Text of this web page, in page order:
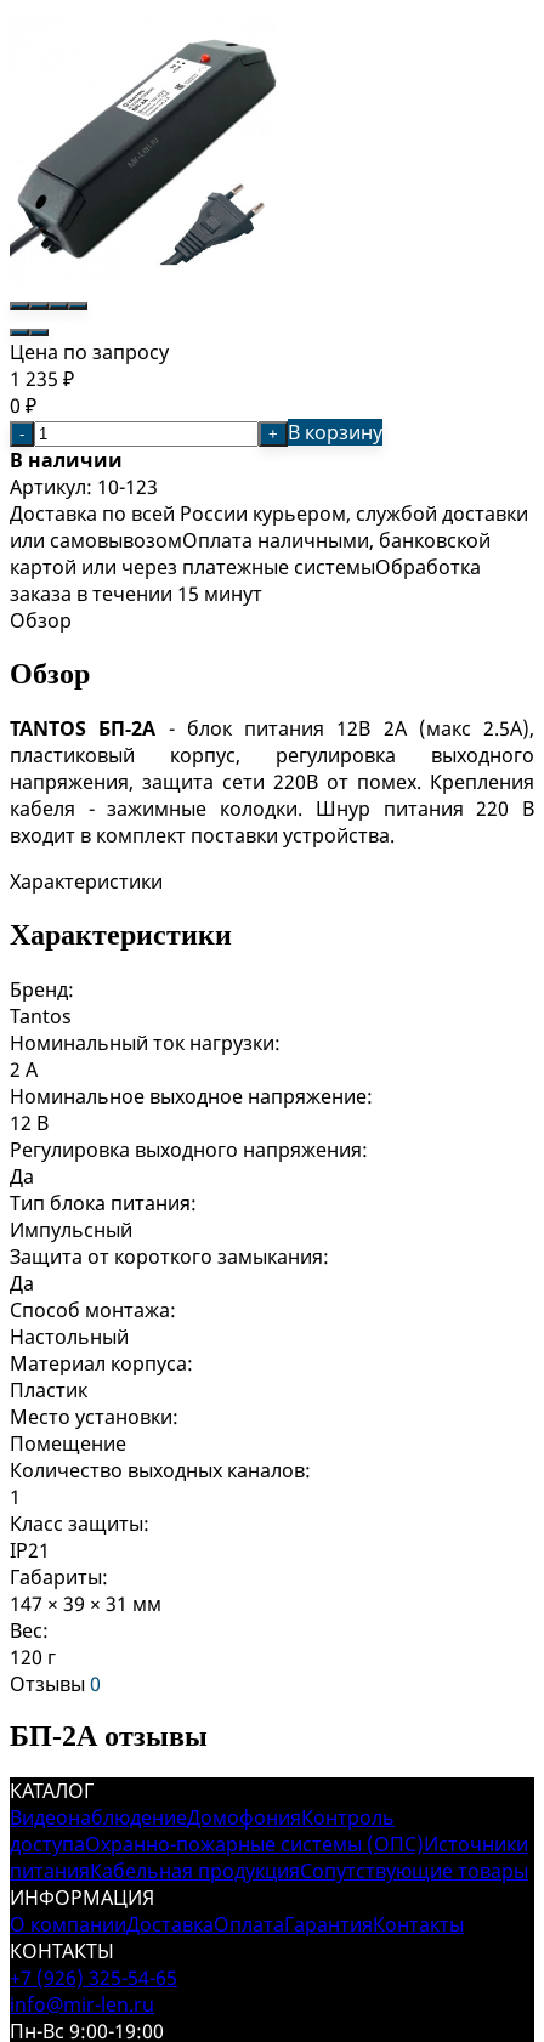
Цена по запросу
1 235 ₽
0 ₽
- +
В корзину
В наличии
Артикул: 10-123
Доставка по всей России курьером, службой доставки
или самовывозомОплата наличными, банковской
картой или через платежные системыОбработка
заказа в течении 15 минут
Обзор
Обзор
TANTOS БП-2А - блок питания 12B 2А (макс 2.5А),
пластиковый корпус, регулировка выходного
напряжения, защита сети 220В от помех. Крепления
кабеля - зажимные колодки. Шнур питания 220 В
входит в комплект поставки устройства.
Характеристики
Характеристики
Бренд:
Tantos
Номинальный ток нагрузки:
2 А
Номинальное выходное напряжение:
12 В
Регулировка выходного напряжения:
Да
Тип блока питания:
Импульсный
Защита от короткого замыкания:
Да
Способ монтажа:
Настольный
Материал корпуса:
Пластик
Место установки:
Помещение
Количество выходных каналов:
1
Класс защиты:
IP21
Габариты:
147 × 39 × 31 мм
Вес:
120 г
Отзывы0
БП-2А отзывы
КАТАЛОГ
ВидеонаблюдениеДомофонияКонтроль
доступаОхранно-пожарные системы (ОПС)Источники
питанияКабельная продукцияСопутствующие товары
ИНФОРМАЦИЯ
О компанииДоставкаОплатаГарантияКонтакты
КОНТАКТЫ
+7 (926) 325-54-65
info@mir-len.ru
Пн-Вс 9:00-19:00